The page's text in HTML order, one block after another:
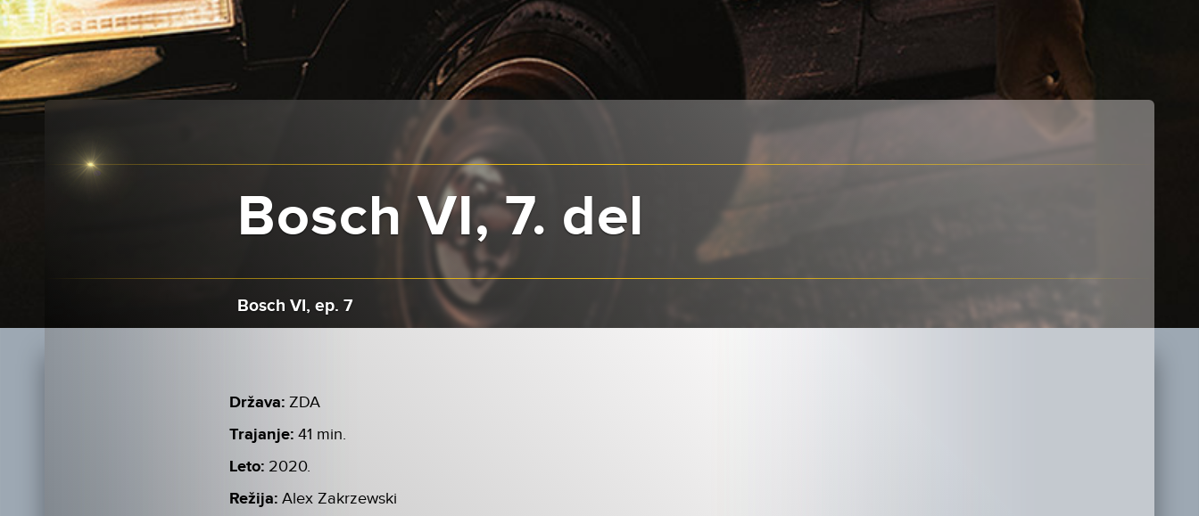
Bosch VI, 7. del
Bosch VI, ep. 7
Država: ZDA
Trajanje: 41 min.
Leto: 2020.
Režija: Alex Zakrzewski